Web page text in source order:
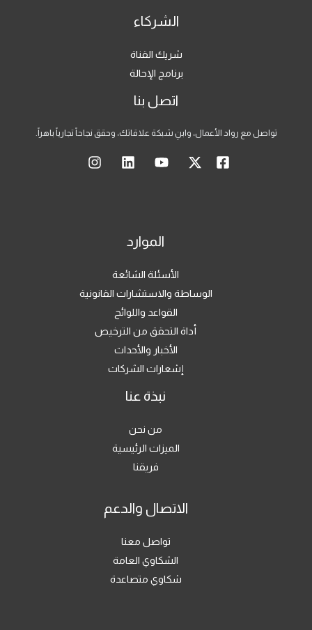
الشركاء
شريك القناة
برنامج الإحالة
اتصل بنا
تواصل مع رواد الأعمال، وابنِ شبكة علاقاتك، وحقق نجاحاً تجارياً باهراً.
الموارد
الأسئلة الشائعة
الوساطة والاستشارات القانونية
القواعد واللوائح
أداة التحقق من الترخيص
الأخبار والأحداث
إشعارات الشركات
نبذة عنا
من نحن
الميزات الرئيسية
فريقنا
الاتصال والدعم
تواصل معنا
الشكاوي العامة
شكاوي متصاعدة